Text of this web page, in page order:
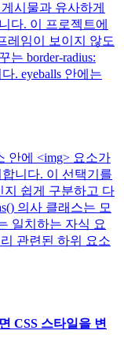
시물과 유사하게
다. 이 프로젝트에
레임이 보이지 않도
는 border-radius:
. eyeballs 안에는
안에 <img> 요소가
니다. 이 선택기를
쉽게 구분하고 다
의사 클래스는 모
일치하는 자식 요
관련된 하위 요소
CSS 스타일을 변